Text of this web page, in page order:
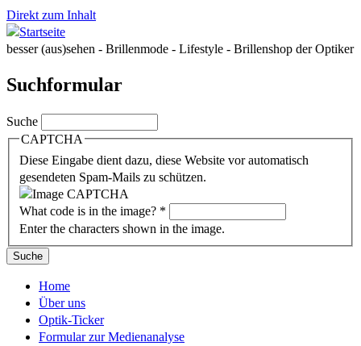
Direkt zum Inhalt
besser (aus)sehen - Brillenmode - Lifestyle - Brillenshop der Optiker
Suchformular
Suche
CAPTCHA
Diese Eingabe dient dazu, diese Website vor automatisch
gesendeten Spam-Mails zu schützen.
What code is in the image? *
Enter the characters shown in the image.
Home
Über uns
Optik-Ticker
Formular zur Medienanalyse